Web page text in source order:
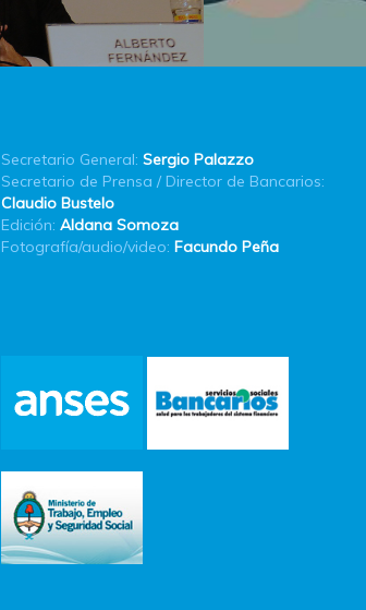
Secretario General: Sergio Palazzo
Secretario de Prensa / Director de Bancarios:
Claudio Bustelo
Edición: Aldana Somoza
Fotografía/audio/video: Facundo Peña